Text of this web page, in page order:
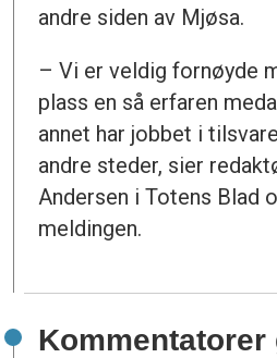
andre siden av Mjøsa.
– Vi er veldig fornøyde
plass en så erfaren
annet har jobbet i
andre steder, sier
Andersen i Totens Blad
meldingen.